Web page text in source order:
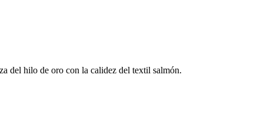
del hilo de oro con la calidez del textil salmón.